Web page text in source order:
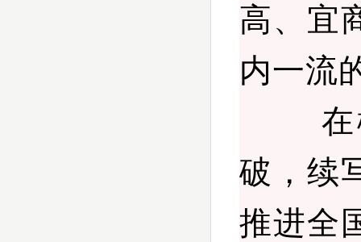
高、宜
内一流
在柳
破，续
推进全